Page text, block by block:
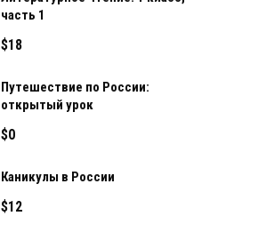
часть 1
$18
Путешествие по России:
открытый урок
$0
Каникулы в России
$12